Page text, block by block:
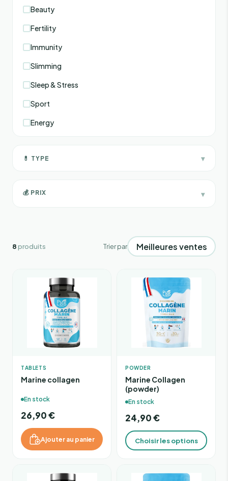
Beauty
Fertility
Immunity
Slimming
Sleep & Stress
Sport
Energy
💊 TYPE ▾
💰 PRIX ▾
8produits Trier par
TABLETS
Marine collagen
En stock
26,90 €
Ajouter au panier
POWDER
Marine Collagen
(powder)
En stock
24,90 €
Choisir les options